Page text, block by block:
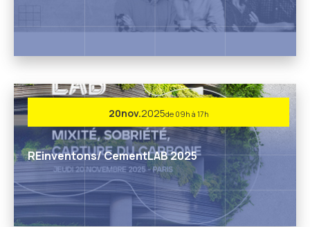
20nov.2025de 09h à 17h
REinventons/ CementLAB 2025